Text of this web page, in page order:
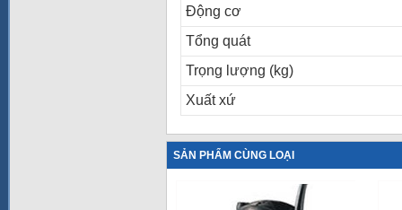
Động cơ
Tổng quát
Trọng lượng (kg)
Xuất xứ
SẢN PHẨM CÙNG LOẠI